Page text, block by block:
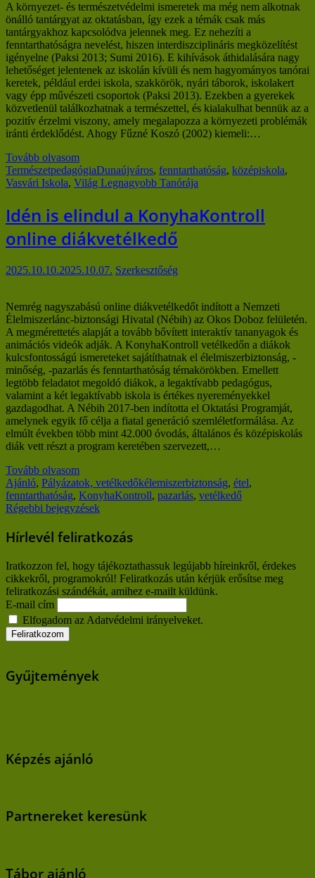
A környezet- és természetvédelmi ismeretek ma még nem alkotnak
önálló tantárgyat az oktatásban, így ezek a témák csak más
tantárgyakhoz kapcsolódva jelennek meg. Ez nehezíti a
fenntarthatóságra nevelést, hiszen interdiszciplináris megközelítést
igényelne (Paksi 2013; Sumi 2016). E kihívások áthidalására nagy
lehetőséget jelentenek az iskolán kívüli és nem hagyományos tanórai
keretek, például erdei iskola, szakkörök, nyári táborok, iskolakert
vagy épp művészeti csoportok (Paksi 2013). Ezekben a gyerekek
közvetlenül találkozhatnak a természettel, és kialakulhat bennük az a
pozitív érzelmi viszony, amely megalapozza a környezeti problémák
iránti érdeklődést. Ahogy Fűzné Koszó (2002) kiemeli:…
Tovább olvasom
TermészetpedagógiaDunaújváros, fenntarthatóság, középiskola,
Vasvári Iskola, Világ Legnagyobb Tanórája
Idén is elindul a KonyhaKontroll
online diákvetélkedő
2025.10.10.2025.10.07. Szerkesztőség
Nemrég nagyszabású online diákvetélkedőt indított a Nemzeti
Élelmiszerlánc-biztonsági Hivatal (Nébih) az Okos Doboz felületén.
A megmérettetés alapját a tovább bővített interaktív tananyagok és
animációs videók adják. A KonyhaKontroll vetélkedőn a diákok
kulcsfontosságú ismereteket sajátíthatnak el élelmiszerbiztonság, -
minőség, -pazarlás és fenntarthatóság témakörökben. Emellett
legtöbb feladatot megoldó diákok, a legaktívabb pedagógus,
valamint a két legaktívabb iskola is értékes nyereményekkel
gazdagodhat. A Nébih 2017-ben indította el Oktatási Programját,
amelynek egyik fő célja a fiatal generáció szemléletformálása. Az
elmúlt években több mint 42.000 óvodás, általános és középiskolás
diák vett részt a program keretében szervezett,…
Tovább olvasom
Ajánló, Pályázatok, vetélkedőkélemiszerbiztonság, étel,
fenntarthatóság, KonyhaKontroll, pazarlás, vetélkedő
Bejegyzés
navigáció
Régebbi bejegyzések
Hírlevél feliratkozás
Iratkozzon fel, hogy tájékoztathassuk legújabb híreinkről, érdekes
cikkekről, programokról! Feliratkozás után kérjük erősítse meg
feliratkozási szándékát, amihez e-mailt küldünk.
E-mail cím
Elfogadom az Adatvédelmi irányelveket.
Gyűjtemények
Képzés ajánló
Partnereket keresünk
Tábor ajánló